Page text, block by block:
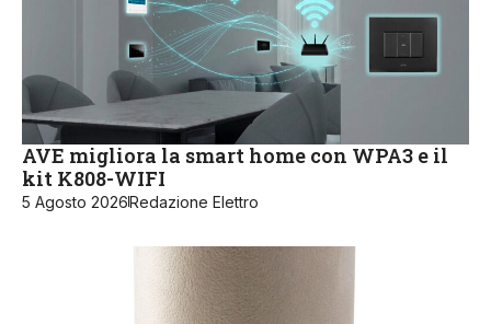
AVE migliora la smart home con WPA3 e il
kit K808-WIFI
5 Agosto 2026Redazione Elettro